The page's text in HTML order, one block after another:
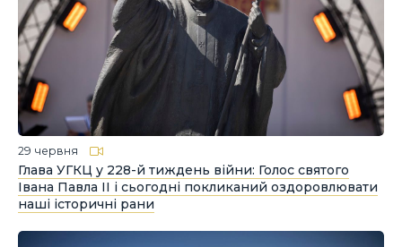
29 червня
Глава УГКЦ у 228-й тиждень війни: Голос святого
Івана Павла ІІ і сьогодні покликаний оздоровлювати
наші історичні рани